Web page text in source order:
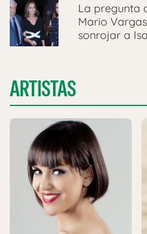
La pregunta
Mario
sonrojar a
ARTISTAS